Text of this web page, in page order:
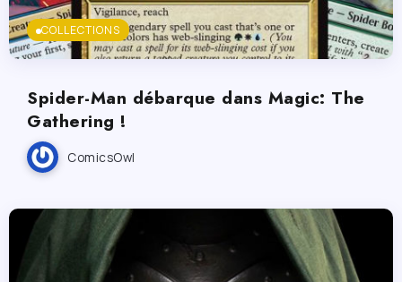
COLLECTIONS
Spider-Man débarque dans Magic: The
Gathering !
ComicsOwl